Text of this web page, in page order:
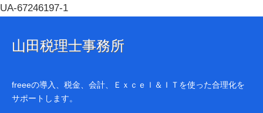
UA-67246197-1
山田税理士事務所
freeeの導入、税金、会計、Ｅｘｃｅｌ＆ＩＴを使った合理化を
サポートします。